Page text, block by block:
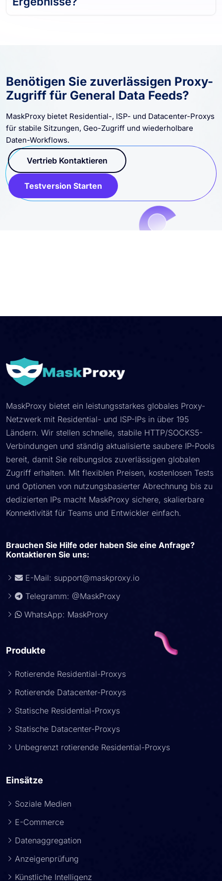
Ergebnisse?
Benötigen Sie zuverlässigen Proxy-
Zugriff für General Data Feeds?
MaskProxy bietet Residential-, ISP- und Datacenter-Proxys
für stabile Sitzungen, Geo-Zugriff und wiederholbare
Daten-Workflows.
Vertrieb Kontaktieren
Testversion Starten
MaskProxy bietet ein leistungsstarkes globales Proxy-
Netzwerk mit Residential- und ISP-IPs in über 195
Ländern. Wir stellen schnelle, stabile HTTP/SOCKS5-
Verbindungen und ständig aktualisierte saubere IP-Pools
bereit, damit Sie reibungslos zuverlässigen globalen
Zugriff erhalten. Mit flexiblen Preisen, kostenlosen Tests
und Optionen von nutzungsbasierter Abrechnung bis zu
dedizierten IPs macht MaskProxy sichere, skalierbare
Konnektivität für Teams und Entwickler einfach.
Brauchen Sie Hilfe oder haben Sie eine Anfrage?
Kontaktieren Sie uns:
E-Mail: support@maskproxy.io
Telegramm: @MaskProxy
WhatsApp: MaskProxy
Produkte
Rotierende Residential-Proxys
Rotierende Datacenter-Proxys
Statische Residential-Proxys
Statische Datacenter-Proxys
Unbegrenzt rotierende Residential-Proxys
Einsätze
Soziale Medien
E-Commerce
Datenaggregation
Anzeigenprüfung
Künstliche Intelligenz